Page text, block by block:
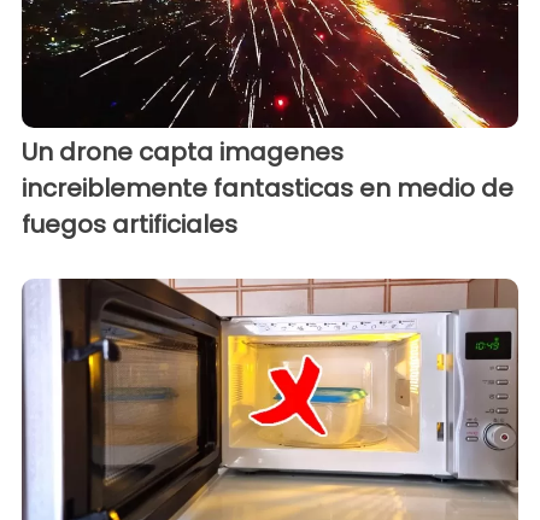
Un drone capta imagenes
increiblemente fantasticas en medio de
fuegos artificiales